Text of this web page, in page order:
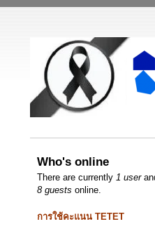
Who's online
There are currently 1 user
8 guests online.
การใช้คะแนน TETET